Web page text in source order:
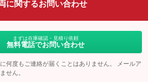
に関するお問い合わせ
まずは在庫確認・見積り依頼
無料電話でお問い合わせ
何度もご連絡が届くことはありません。 メールア
せん。